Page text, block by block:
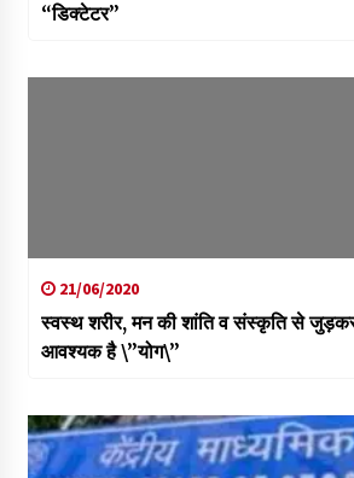
“डिक्टेटर”
21/06/2020
स्वस्थ शरीर, मन की शांति व संस्कृति से
आवश्यक है \”योग\”